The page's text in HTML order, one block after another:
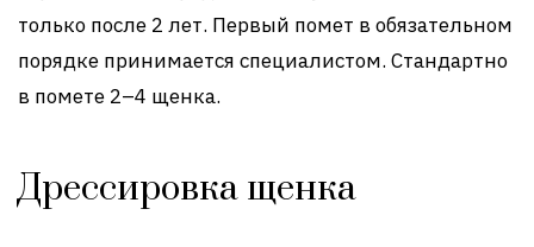
только после 2 лет. Первый помет в обязательном
порядке принимается специалистом. Стандартно
в помете 2–4 щенка.
Дрессировка щенка